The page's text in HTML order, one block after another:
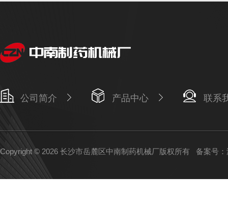
公司简介 产品中心 联系
Copyright © 2026 长沙市岳麓区中南制药机械厂版权所有 备案号